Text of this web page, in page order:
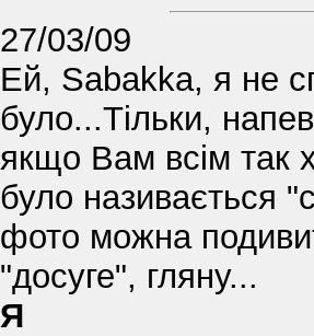
27/03/09
Ей, Sabakka, я не
було...Тільки,
якщо Вам всім так
було називається
фото можна
"досуге", гляну...
Я